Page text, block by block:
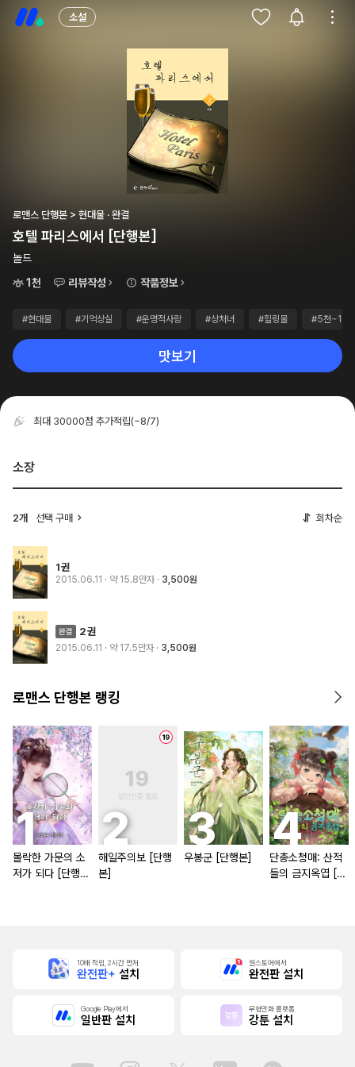
소설
로맨스 단행본 > 현대물 · 완결
호텔 파리스에서 [단행본]
놀드
1천
리뷰작성 작품정보
#현대물 #기억상실 #운명적사랑 #상처녀 #힐링물 #5천~1만
맛보기
최대 30000점 추가적립(~8/7)
소장
2개 선택 구매 회차순
1권
2015.06.11 · 약 15.8만자 3,500원
2권
2015.06.11 · 약 17.5만자 3,500원
로맨스 단행본 랭킹
몰락한 가문의 소
저가 되다 [단행
해일주의보 [단행
본]
우봉군 [단행본]
단총소청매: 산적
들의 금지옥엽 [단
10배 적립, 2시간 먼저
완전판+ 설치
원스토어에서
완전판 설치
Google Play에서
일반판 설치
무협만화 플랫폼
강툰 설치